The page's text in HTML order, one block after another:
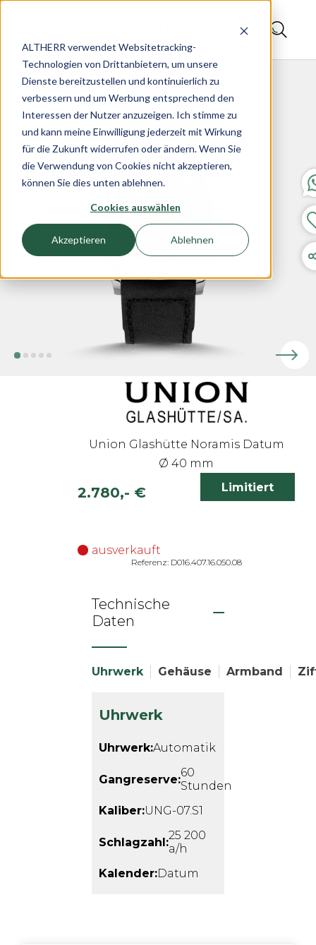
ALTHERR verwendet Websitetracking-
Technologien von Drittanbietern, um unsere
Dienste bereitzustellen und kontinuierlich zu
verbessern und um Werbung entsprechend den
Interessen der Nutzer anzuzeigen. Ich stimme zu
und kann meine Einwilligung jederzeit mit Wirkung
für die Zukunft widerrufen oder ändern. Wenn Sie
die Verwendung von Cookies nicht akzeptieren,
können Sie dies unten ablehnen.
Cookies auswählen
Akzeptieren Ablehnen
Union Glashütte Noramis Datum
Ø 40 mm
2.780,- € inkl. 19% MwSt.
Limitiert
ausverkauft
Referenz: D016.407.16.050.08
Technische
Daten
Uhrwerk Gehäuse Armband
Uhrwerk
Uhrwerk:Automatik
Gangreserve:60
Stunden
Kaliber:UNG-07.S1
Schlagzahl:25 200
a/h
Kalender:Datum